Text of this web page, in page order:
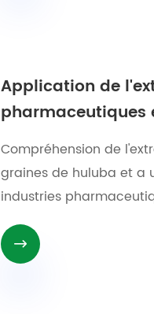
Application de
pharmaceutiques
Compréhension de
graines de huluba et a
industries
